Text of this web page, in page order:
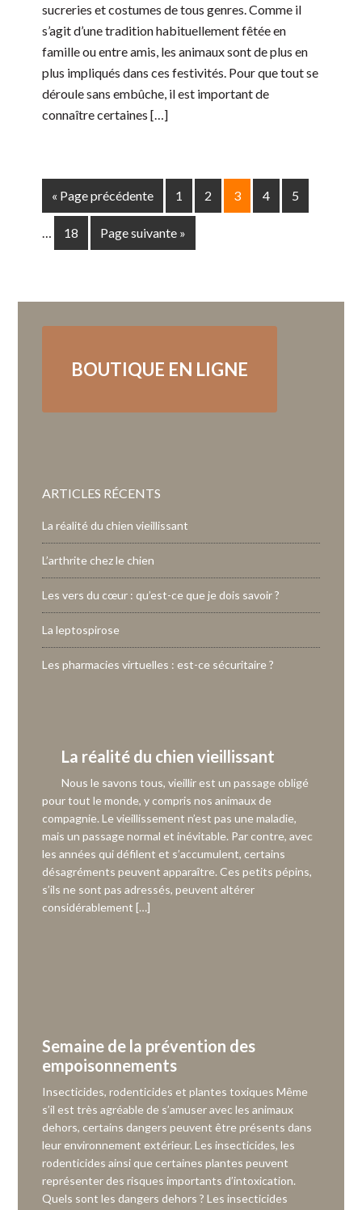
sucreries et costumes de tous genres. Comme il
s’agit d’une tradition habituellement fêtée en
famille ou entre amis, les animaux sont de plus en
plus impliqués dans ces festivités. Pour que tout se
déroule sans embûche, il est important de
connaître certaines […]
« Page précédente 1 2 3 4 5
18 Page suivante »
BOUTIQUE EN LIGNE
ARTICLES RÉCENTS
La réalité du chien vieillissant
L’arthrite chez le chien
Les vers du cœur : qu’est-ce que je dois savoir ?
La leptospirose
Les pharmacies virtuelles : est-ce sécuritaire ?
La réalité du chien vieillissant
Nous le savons tous, vieillir est un passage obligé
pour tout le monde, y compris nos animaux de
compagnie. Le vieillissement n’est pas une maladie,
mais un passage normal et inévitable. Par contre, avec
les années qui défilent et s’accumulent, certains
désagréments peuvent apparaître. Ces petits pépins,
s’ils ne sont pas adressés, peuvent altérer
considérablement […]
Semaine de la prévention des
empoisonnements
Insecticides, rodenticides et plantes toxiques Même
s’il est très agréable de s’amuser avec les animaux
dehors, certains dangers peuvent être présents dans
leur environnement extérieur. Les insecticides, les
rodenticides ainsi que certaines plantes peuvent
représenter des risques importants d’intoxication.
Quels sont les dangers dehors ? Les insecticides